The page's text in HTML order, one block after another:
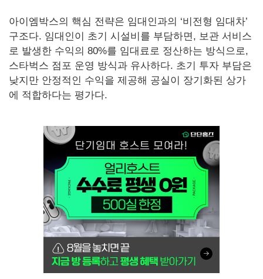
아이엠박스의 핵심 전략은 임대인과의 ‘비전형 임대차’
구조다. 임대인이 초기 시설비를 부담하면, 보관 서비스
로 발생한 수익의 80%를 임대료로 정산하는 방식으로,
스타벅스 점포 운영 방식과 유사하다. 초기 투자 부담은
낮지만 안정적인 수익을 제공해 공실이 장기화된 상가
에 적합하다는 평가다.